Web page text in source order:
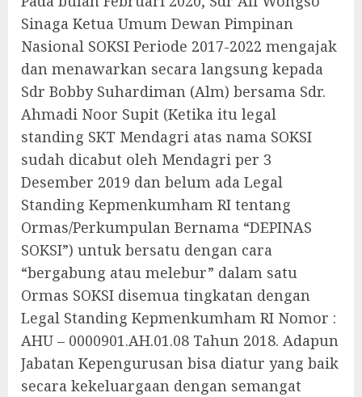
Sinaga Ketua Umum Dewan Pimpinan
Nasional SOKSI Periode 2017-2022 mengajak
dan menawarkan secara langsung kepada
Sdr Bobby Suhardiman (Alm) bersama Sdr.
Ahmadi Noor Supit (Ketika itu legal
standing SKT Mendagri atas nama SOKSI
sudah dicabut oleh Mendagri per 3
Desember 2019 dan belum ada Legal
Standing Kepmenkumham RI tentang
Ormas/Perkumpulan Bernama “DEPINAS
SOKSI”) untuk bersatu dengan cara
“bergabung atau melebur” dalam satu
Ormas SOKSI disemua tingkatan dengan
Legal Standing Kepmenkumham RI Nomor :
AHU – 0000901.AH.01.08 Tahun 2018. Adapun
Jabatan Kepengurusan bisa diatur yang baik
secara kekeluargaan dengan semangat